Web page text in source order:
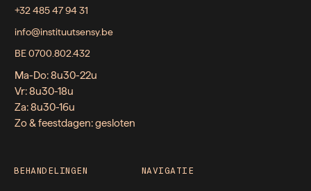
+32 485 47 94 31
info@instituutsensy.be
BE 0700.802.432
Ma-Do: 8u30-22u
Vr: 8u30-18u
Za: 8u30-16u
Zo & feestdagen: gesloten
BEHANDELINGEN NAVIGATIE